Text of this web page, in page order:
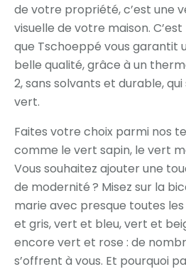
de votre propriété, c’est une
visuelle de votre maison.
que Tschoeppé vous garantit
belle qualité, grâce à un
2, sans solvants et durable,
vert.
Faites votre choix parmi nos
comme le vert sapin, le vert
Vous souhaitez ajouter une
de modernité ? Misez sur la
marie avec presque toutes
et gris, vert et bleu, vert et
encore vert et rose : de
s’offrent à vous. Et pourquoi